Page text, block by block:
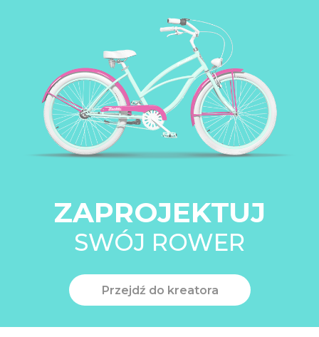
ZAPROJEKTUJ
SWÓJ ROWER
Przejdź do kreatora